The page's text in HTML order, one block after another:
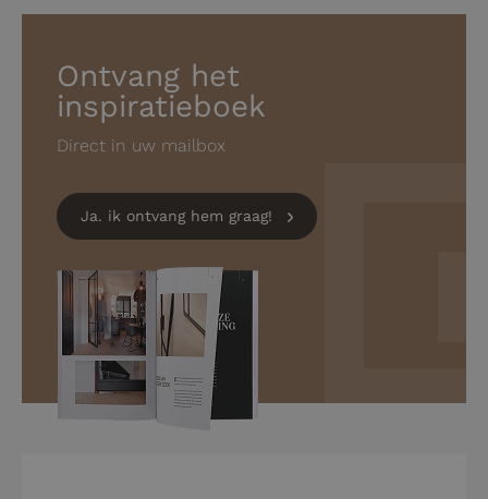
Ontvang het
inspiratieboek
Direct in uw mailbox
Ja. ik ontvang hem graag!